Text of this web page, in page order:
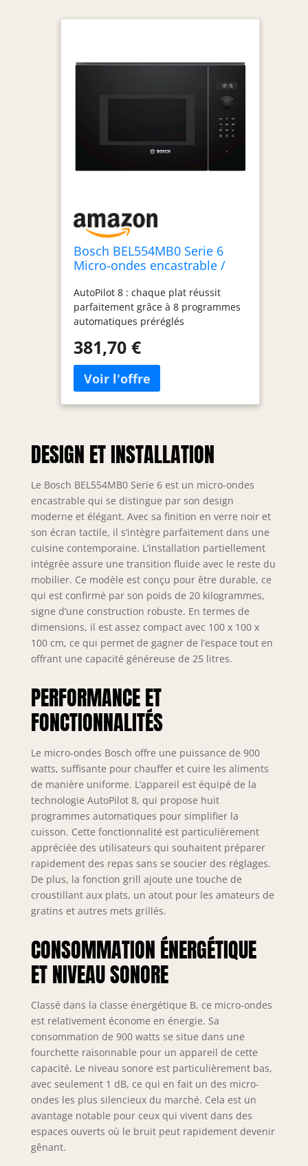
Bosch BEL554MB0 Serie 6
Micro-ondes encastrable /
31,5 cm/Butée de porte
gauche/noir/AutoPilot 8 /
fonction grill
AutoPilot 8 : chaque plat réussit
parfaitement grâce à 8 programmes
automatiques préréglés
blanc : utilisation facile grâce à un
accès direct aux fonctions
temporelles Fonction barbecue :
facile et rapide pour un résultat
parfait grâce à un gril puissant
élégant Intérieur en acier inoxydable
: intérieur facile à nettoyer grâce aux
surfaces lisses et aux bords
tranchants
381,70 €
DESIGN ET INSTALLATION
Le Bosch BEL554MB0 Serie 6 est un micro-ondes
encastrable qui se distingue par son design
moderne et élégant. Avec sa finition en verre noir et
son écran tactile, il s’intègre parfaitement dans une
cuisine contemporaine. L’installation partiellement
intégrée assure une transition fluide avec le reste du
mobilier. Ce modèle est conçu pour être durable, ce
qui est confirmé par son poids de 20 kilogrammes,
signe d’une construction robuste. En termes de
dimensions, il est assez compact avec 100 x 100 x
100 cm, ce qui permet de gagner de l’espace tout en
offrant une capacité généreuse de 25 litres.
PERFORMANCE ET
FONCTIONNALITÉS
Le micro-ondes Bosch offre une puissance de 900
watts, suffisante pour chauffer et cuire les aliments
de manière uniforme. L’appareil est équipé de la
technologie AutoPilot 8, qui propose huit
programmes automatiques pour simplifier la
cuisson. Cette fonctionnalité est particulièrement
appréciée des utilisateurs qui souhaitent préparer
rapidement des repas sans se soucier des réglages.
De plus, la fonction grill ajoute une touche de
croustillant aux plats, un atout pour les amateurs de
gratins et autres mets grillés.
CONSOMMATION ÉNERGÉTIQUE
ET NIVEAU SONORE
Classé dans la classe énergétique B, ce micro-ondes
est relativement économe en énergie. Sa
consommation de 900 watts se situe dans une
fourchette raisonnable pour un appareil de cette
capacité. Le niveau sonore est particulièrement bas,
avec seulement 1 dB, ce qui en fait un des micro-
ondes les plus silencieux du marché. Cela est un
avantage notable pour ceux qui vivent dans des
espaces ouverts où le bruit peut rapidement devenir
gênant.